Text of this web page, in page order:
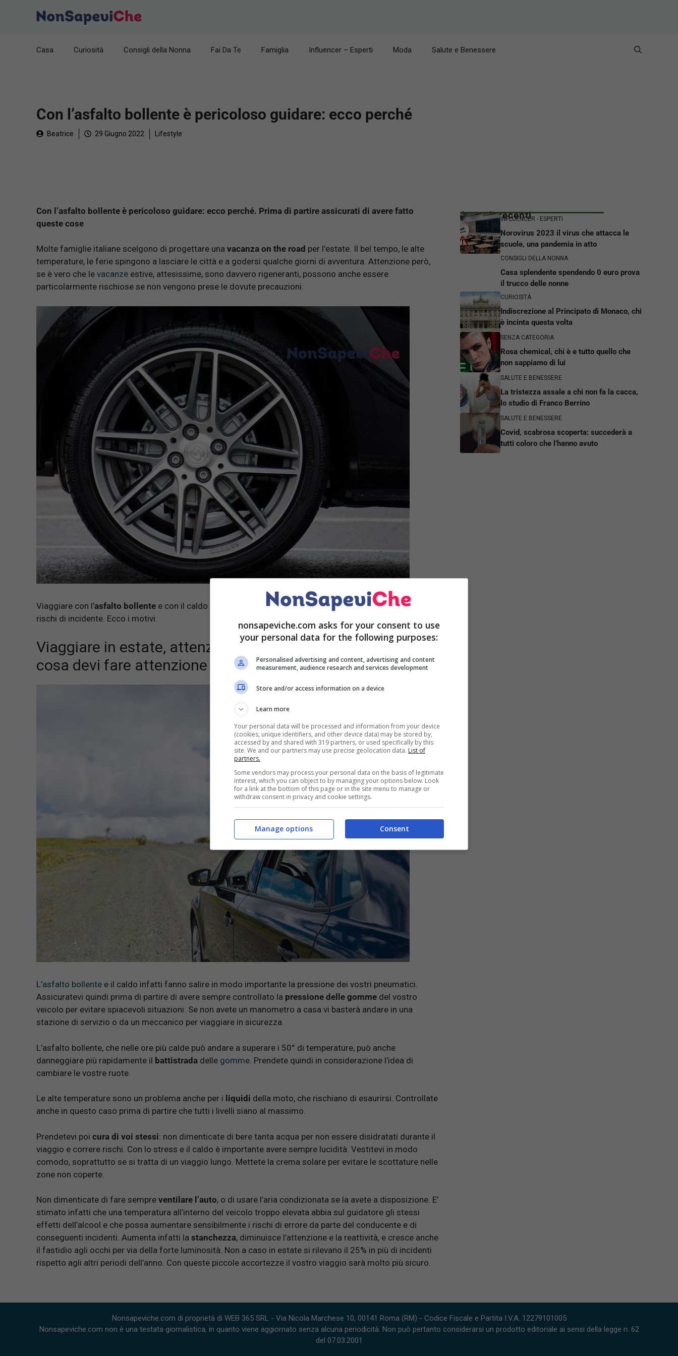
Casa Curiosità Consigli della Nonna Fai Da Te Famiglia Influencer – Esperti Moda Salute e Benessere
Con l’asfalto bollente è pericoloso guidare: ecco perché
Beatrice 29 Giugno 2022 Lifestyle
Con l’asfalto bollente è pericoloso guidare: ecco perché. Prima di partire assicurati di avere fatto
queste cose
Molte famiglie italiane scelgono di progettare una vacanza on the road per l’estate. Il bel tempo, le alte
temperature, le ferie spingono a lasciare le città e a godersi qualche giorni di avventura. Attenzione però,
se è vero che le vacanze estive, attesissime, sono davvero rigeneranti, possono anche essere
particolarmente rischiose se non vengono prese le dovute precauzioni.
Viaggiare con l’asfalto bollente e con il caldo infatti può essere particolarmente rischioso e aumentare i
rischi di incidente. Ecco i motivi.
Viaggiare in estate, attenzione all’asfalto bollente: ecco a
cosa devi fare attenzione
L’asfalto bollente e il caldo infatti fanno salire in modo importante la pressione dei vostri pneumatici.
Assicuratevi quindi prima di partire di avere sempre controllato la pressione delle gomme del vostro
veicolo per evitare spiacevoli situazioni. Se non avete un manometro a casa vi basterà andare in una
stazione di servizio o da un meccanico per viaggiare in sicurezza.
L’asfalto bollente, che nelle ore più calde può andare a superare i 50° di temperature, può anche
danneggiare più rapidamente il battistrada delle gomme . Prendete quindi in considerazione l’idea di
cambiare le vostre ruote.
Le alte temperature sono un problema anche per i liquidi della moto, che rischiano di esaurirsi. Controllate
anche in questo caso prima di partire che tutti i livelli siano al massimo.
Prendetevi poi cura di voi stessi: non dimenticate di bere tanta acqua per non essere disidratati durante il
viaggio e correre rischi. Con lo stress e il caldo è importante avere sempre lucidità. Vestitevi in modo
comodo, soprattutto se si tratta di un viaggio lungo. Mettete la crema solare per evitare le scottature nelle
zone non coperte.
Non dimenticate di fare sempre ventilare l’auto, o di usare l’aria condizionata se la avete a disposizione. E’
stimato infatti che una temperatura all’interno del veicolo troppo elevata abbia sul guidatore gli stessi
effetti dell’alcool e che possa aumentare sensibilmente i rischi di errore da parte del conducente e di
conseguenti incidenti. Aumenta infatti la stanchezza, diminuisce l’attenzione e la reattività, e cresce anche
il fastidio agli occhi per via della forte luminosità. Non a caso in estate si rilevano il 25% in più di incidenti
rispetto agli altri periodi dell’anno. Con queste piccole accortezze il vostro viaggio sarà molto più sicuro.
Articoli recentiINFLUENCER - ESPERTI
Norovirus 2023 il virus che attacca le
scuole, una pandemia in atto
CONSIGLI DELLA NONNA
Casa splendente spendendo 0 euro prova
il trucco delle nonne
CURIOSITÀ
Indiscrezione al Principato di Monaco, chi
è incinta questa volta
SENZA CATEGORIA
Rosa chemical, chi è e tutto quello che
non sappiamo di lui
SALUTE E BENESSERE
La tristezza assale a chi non fa la cacca,
lo studio di Franco Berrino
SALUTE E BENESSERE
Covid, scabrosa scoperta: succederà a
tutti coloro che l’hanno avuto
Nonsapeviche.com di proprietà di WEB 365 SRL - Via Nicola Marchese 10, 00141 Roma (RM) - Codice Fiscale e Partita I.V.A. 12279101005
Nonsapeviche.com non è una testata giornalistica, in quanto viene aggiornato senza alcuna periodicità. Non può pertanto considerarsi un prodotto editoriale ai sensi della legge n. 62
del 07.03.2001
nonsapeviche.com asks for your consent to use
your personal data for the following purposes:
Personalised advertising and content, advertising and content
measurement, audience research and services development
Store and/or access information on a device
Learn more
Your personal data will be processed and information from your device
(cookies, unique identifiers, and other device data) may be stored by,
accessed by and shared with 319 partners, or used specifically by this
site. We and our partners may use precise geolocation data. List of
partners.
Some vendors may process your personal data on the basis of legitimate
interest, which you can object to by managing your options below. Look
for a link at the bottom of this page or in the site menu to manage or
withdraw consent in privacy and cookie settings.
Consent
Manage options